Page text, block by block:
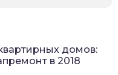
домов:
в 2018